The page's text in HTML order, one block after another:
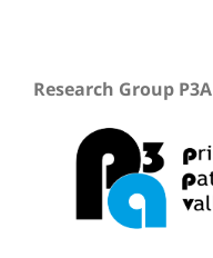
Research Group P3A